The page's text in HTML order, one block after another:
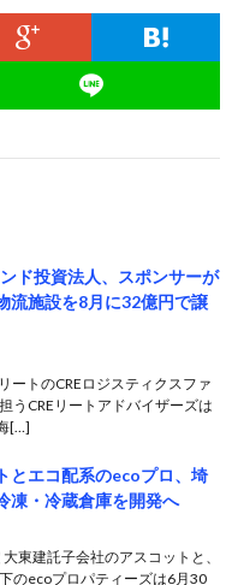
ド投資法人、スポンサーが
流施設を8月に32億円で譲
ートのCREロジスティクスファ
うCREリートアドバイザーズは
[…]
とエコ配系のecoプロ、埼
凍・冷蔵倉庫を開発へ
東建託子会社のアスコットと、
のecoプロパティーズは6月30